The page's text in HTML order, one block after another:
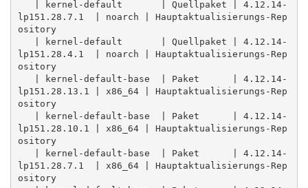
lp151.28.7.1  | noarch | Hauptaktualisierungs-Rep
ository
lp151.28.4.1  | noarch | Hauptaktualisierungs-Rep
ository
lp151.28.13.1 | x86_64 | Hauptaktualisierungs-Rep
ository
lp151.28.10.1 | x86_64 | Hauptaktualisierungs-Rep
ository
lp151.28.7.1  | x86_64 | Hauptaktualisierungs-Rep
ository